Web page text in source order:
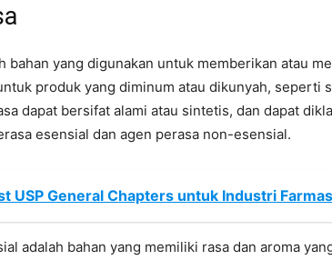
bahan yang digunakan untuk memberikan atau
produk yang diminum atau dikunyah, seperti
dapat bersifat alami atau sintetis, dan dapat
esensial dan agen perasa non-esensial.
USP General Chapters untuk Industri
adalah bahan yang memiliki rasa dan aroma